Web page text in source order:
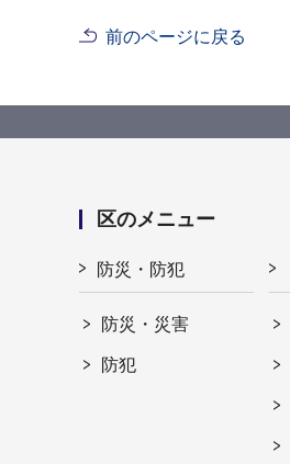
前のページに戻る
区のメニュー
防災・防犯
防災・災害
防犯